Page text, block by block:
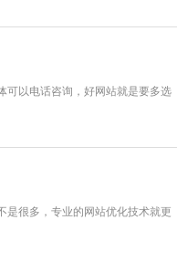
可以电话咨询，好网站就是要多选
是很多，专业的网站优化技术就更